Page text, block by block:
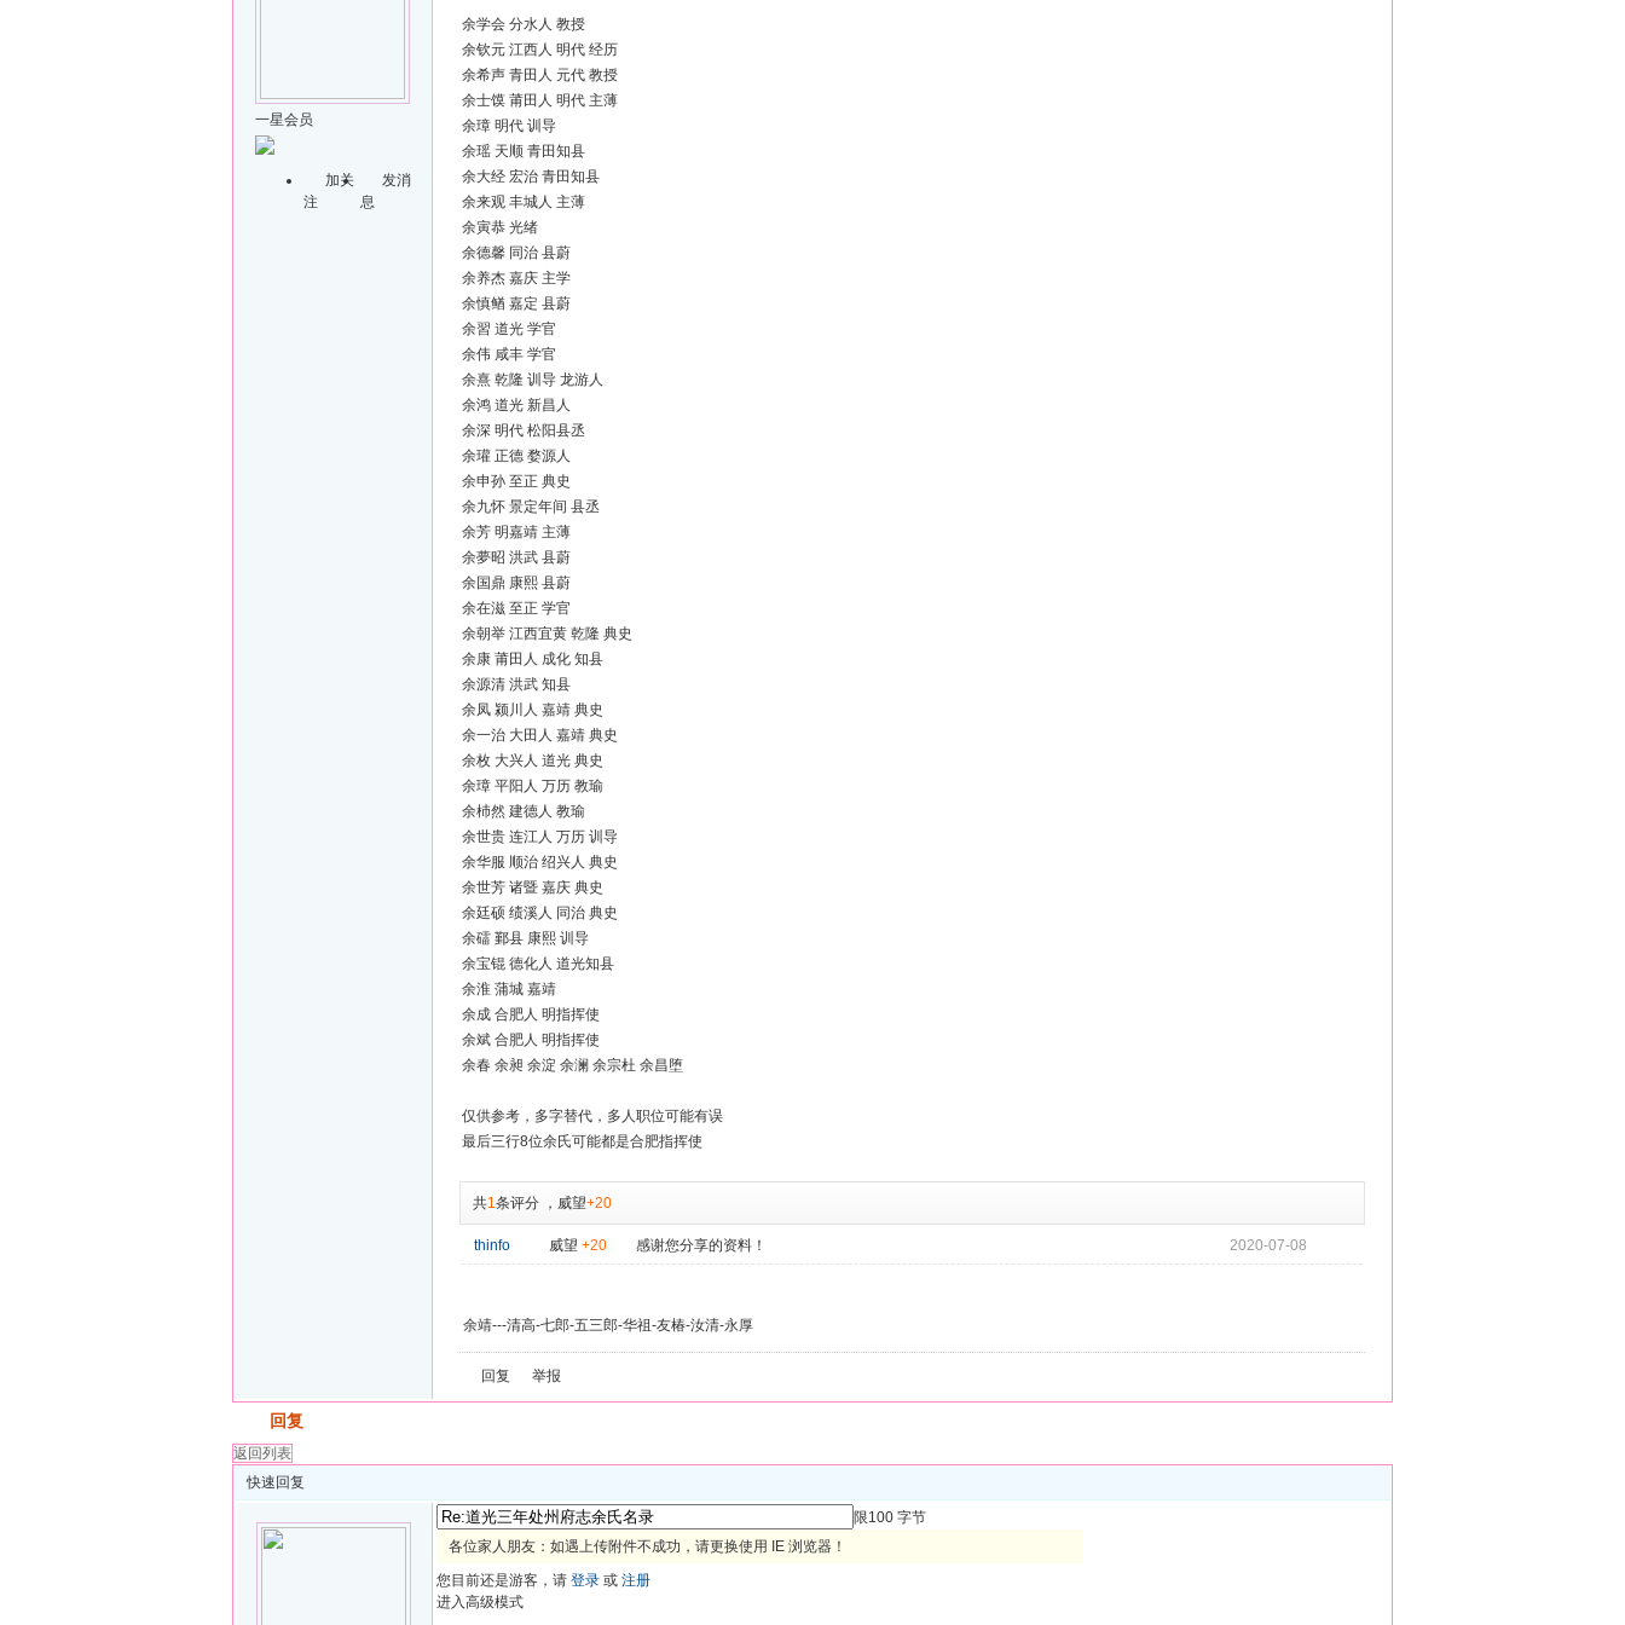
一星会员
加关
注
发消
息
余学会 分水人 教授
余钦元 江西人 明代 经历
余希声 青田人 元代 教授
余士馍 莆田人 明代 主薄
余璋 明代 训导
余瑶 天顺 青田知县
余大经 宏治 青田知县
余来观 丰城人 主薄
余寅恭 光绪
余德馨 同治 县蔚
余养杰 嘉庆 主学
余慎䲡 嘉定 县蔚
余習 道光 学官
余伟 咸丰 学官
余熹 乾隆 训导 龙游人
余鸿 道光 新昌人
余深 明代 松阳县丞
余瓘 正德 婺源人
余申孙 至正 典史
余九怀 景定年间 县丞
余芳 明嘉靖 主薄
余夢昭 洪武 县蔚
余国鼎 康熙 县蔚
余在滋 至正 学官
余朝举 江西宜黄 乾隆 典史
余康 莆田人 成化 知县
余源清 洪武 知县
余凤 颍川人 嘉靖 典史
余一治 大田人 嘉靖 典史
余枚 大兴人 道光 典史
余璋 平阳人 万历 教瑜
余杮然 建德人 教瑜
余世贵 连江人 万历 训导
余华服 顺治 绍兴人 典史
余世芳 诸暨 嘉庆 典史
余廷硕 绩溪人 同治 典史
余礌 鄞县 康熙 训导
余宝锟 德化人 道光知县
余淮 蒲城 嘉靖
余成 合肥人 明指挥使
余斌 合肥人 明指挥使
余春 余昶 余淀 余澜 余宗杜 余昌堕
仅供参考，多字替代，多人职位可能有误
最后三行8位余氏可能都是合肥指挥使
共1条评分 ， 威望+20
thinfo 威望 +20 感谢您分享的资料！ 2020-07-08
余靖---清高-七郎-五三郎-华祖-友椿-汝清-永厚
回复 举报
回复
返回列表
快速回复
限100 字节
各位家人朋友：如遇上传附件不成功，请更换使用 IE 浏览器！
您目前还是游客，请 登录 或 注册
进入高级模式